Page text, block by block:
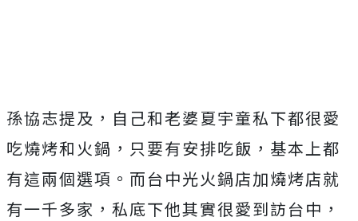
孫協志提及，自己和老婆夏宇童私下都很愛
吃燒烤和火鍋， 只要有安排吃飯，基本上都
有這兩個選項。 而台中光火鍋店加燒烤店就
有一千多家， 私底下他其實很愛到訪台中，